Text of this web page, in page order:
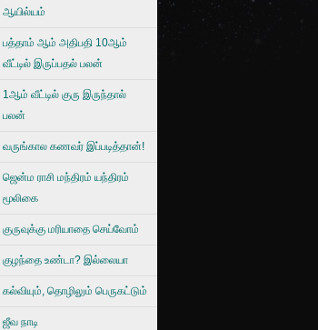
ஆயில்யம்
பத்தாம் ஆம் அதிபதி 10ஆம்
வீட்டில் இருப்பதல் பலன்
1ஆம் வீட்டில் குரு இருந்தால்
பலன்
வருங்கால கணவர் இப்படித்தான்!
ஜென்ம ராசி மந்திரம் யந்திரம்
மூலிகை
குருவுக்கு மரியாதை செய்வோம்
குழந்தை உண்டா? இல்லையா
கல்வியும், தொழிலும் பெருகட்டும்
ஜீவ நாடி